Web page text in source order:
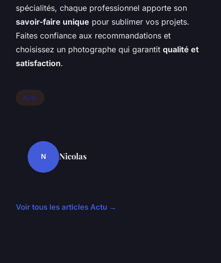
spécialités, chaque professionnel apporte son
savoir-faire unique pour sublimer vos projets.
Faites confiance aux recommandations et
choisissez un photographe qui garantit qualité et
satisfaction.
Actu
N Nicolas
Voir tous les articles Actu →